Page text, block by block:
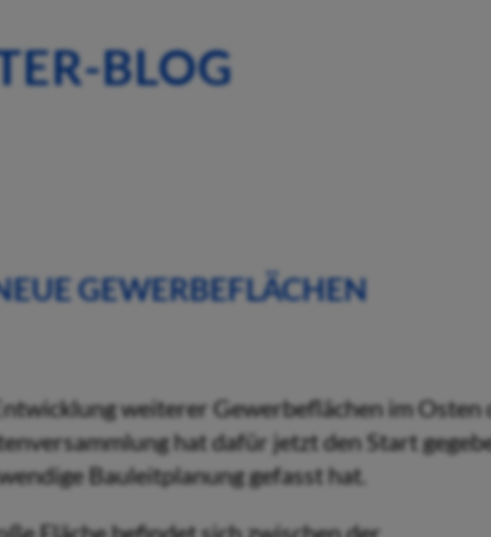
BLOG
GEWERBEFLÄCHEN
weiterer Gewerbeflächen im Osten
hat dafür jetzt den Start
Bauleitplanung gefasst hat.